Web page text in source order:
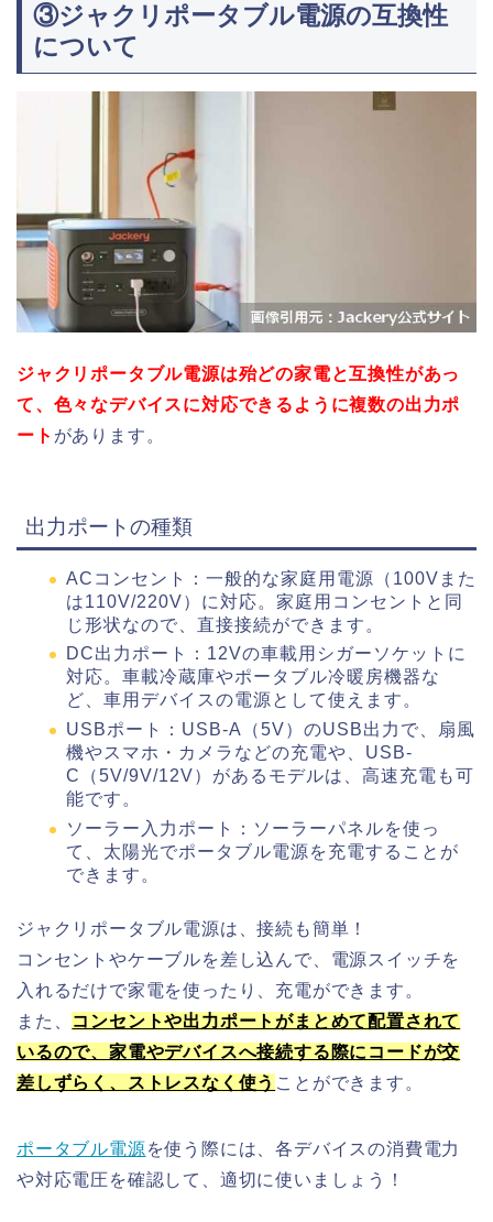
③ジャクリポータブル電源の互換性
について
ジャクリポータブル電源は殆どの家電と互換性があっ
て、色々なデバイスに対応できるように複数の出力ポ
ート があります。
出力ポートの種類
ACコンセント： 一般的な家庭用電源（100Vまた
は110V/220V）に対応。家庭用コンセントと同
じ形状なので、 直接接続ができます。
DC出力ポート： 12Vの車載用シガーソケットに
対応。 車載冷蔵庫やポータブル冷暖房機器な
ど、車用デバイスの電源として使えます。
USBポート：USB-A
（5V）のUSB出力で、扇風
機やスマホ・カメラなどの充電や、USB-
C（5V/9V/12V）があるモデルは、高速充電も可
能です。
ソーラー入力ポート： ソーラーパネルを使っ
て、太陽光でポータブル電源を充電することが
できます。
ジャクリポータブル電源は、接続も簡単！
コンセントやケーブルを差し込んで、電源スイッチを
入れるだけで家電を使ったり、充電ができます。
また、 コンセントや出力ポートがまとめて配置されて
いるので、家電やデバイスへ接続する際にコードが交
差しずらく、ストレスなく使う ことができます。
ポータブル電源を使う際には、各デバイスの消費電力
や対応電圧を確認して、適切に使いましょう！